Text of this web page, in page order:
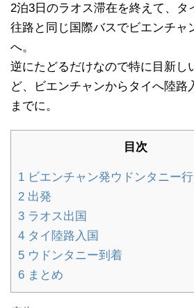
2泊3日のラオス滞在を終えて、タ
往路と同じ国際バスでビエンチャ
へ。
逆にたどるだけなので特に目新し
ど、ビエンチャンからタイへ陸路
までに。
目次
1 ビエンチャン発ウドンタニー
2 出発
3 ラオス出国
4 タイ陸路入国
5 ウドンタニー到着
6 まとめ